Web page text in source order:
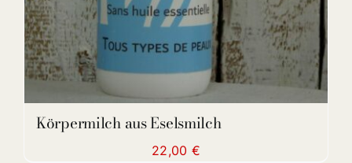
Körpermilch aus Eselsmilch
22,00 €